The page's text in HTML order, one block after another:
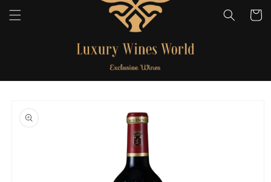
Panier
informations
produits